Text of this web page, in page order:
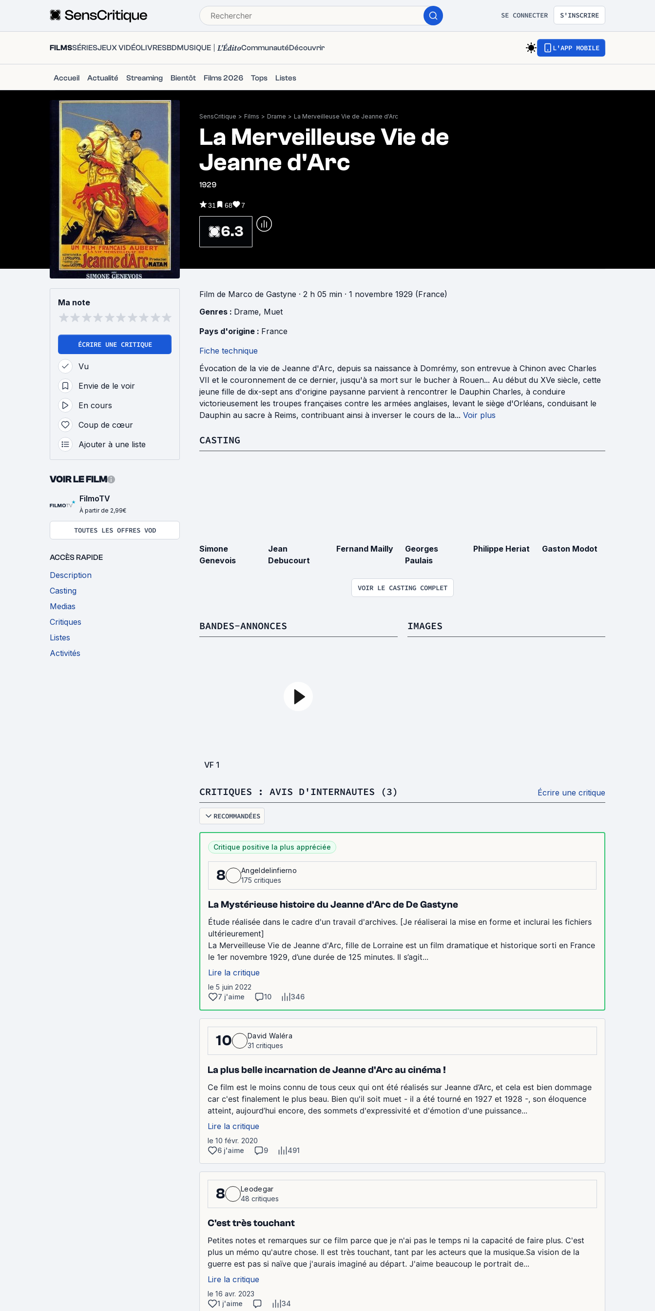
SE CONNECTER S'INSCRIRE
FILMSSÉRIESJEUX VIDÉOLIVRESBDMUSIQUE L'ÉditoCommunautéDécouvrir L'APP MOBILE
Accueil Actualité Streaming Bientôt Films 2026 Tops Listes
SensCritique > Films > Drame > La Merveilleuse Vie de Jeanne d'Arc
La Merveilleuse Vie de
Jeanne d'Arc
1929
31 68 7
6.3
Ma note
ÉCRIRE UNE CRITIQUE
Vu
Envie de le voir
En cours
Coup de cœur
Ajouter à une liste
VOIR LE FILM
FilmoTV
À partir de 2,99€
TOUTES LES OFFRES VOD
ACCÈS RAPIDE
Description
Casting
Medias
Critiques
Listes
Activités
Film de Marco de Gastyne · 2 h 05 min · 1 novembre 1929 (France)
Genres : Drame, Muet
Pays d'origine : France
Fiche technique
Évocation de la vie de Jeanne d'Arc, depuis sa naissance à Domrémy, son entrevue à Chinon avec Charles
VII et le couronnement de ce dernier, jusqu'à sa mort sur le bucher à Rouen... Au début du XVe siècle, cette
jeune fille de dix-sept ans d'origine paysanne parvient à rencontrer le Dauphin Charles, à conduire
victorieusement les troupes françaises contre les armées anglaises, levant le siège d'Orléans, conduisant le
Dauphin au sacre à Reims, contribuant ainsi à inverser le cours de la... Voir plus
CASTING
Simone
Genevois
Jean
Debucourt
Fernand Mailly
Georges
Paulais
Philippe Heriat Gaston Modot
VOIR LE CASTING COMPLET
BANDES-ANNONCES
VF 1
IMAGES
CRITIQUES : AVIS D'INTERNAUTES (3) Écrire une critique
RECOMMANDÉES
Critique positive la plus appréciée
8
Angeldelinfierno
175 critiques
La Mystérieuse histoire du Jeanne d'Arc de De Gastyne
Étude réalisée dans le cadre d'un travail d'archives. [Je réaliserai la mise en forme et inclurai les fichiers
ultérieurement]
La Merveilleuse Vie de Jeanne d'Arc, fille de Lorraine est un film dramatique et historique sorti en France
le 1er novembre 1929, d’une durée de 125 minutes. Il s’agit...
Lire la critique
le 5 juin 2022
7 j'aime
10 346
10
David Waléra
31 critiques
La plus belle incarnation de Jeanne d'Arc au cinéma !
Ce film est le moins connu de tous ceux qui ont été réalisés sur Jeanne d’Arc, et cela est bien dommage
car c'est finalement le plus beau. Bien qu'il soit muet - il a été tourné en 1927 et 1928 -, son éloquence
atteint, aujourd’hui encore, des sommets d'expressivité et d'émotion d'une puissance...
Lire la critique
le 10 févr. 2020
6 j'aime
9 491
8
Leodegar
48 critiques
C'est très touchant
Petites notes et remarques sur ce film parce que je n'ai pas le temps ni la capacité de faire plus. C'est
plus un mémo qu'autre chose. Il est très touchant, tant par les acteurs que la musique.Sa vision de la
guerre est pas si naïve que j'aurais imaginé au départ. J'aime beaucoup le portrait de...
Lire la critique
le 16 avr. 2023
1 j'aime
34